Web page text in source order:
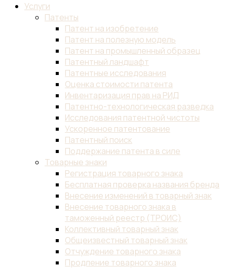
Услуги
Патенты
Патент на изобретение
Патент на полезную модель
Патент на промышленный образец
Патентный ландшафт
Патентные исследования
Оценка стоимости патента
Инвентаризация прав на РИД
Патентно-технологическая разведка
Исследования патентной чистоты
Ускоренное патентование
Патентный поиск
Поддержание патента в силе
Товарные знаки
Регистрация товарного знака
Бесплатная проверка названия бренда
Внесение изменений в товарный знак
Внесение товарного знака в
таможенный реестр (ТРОИС)
Коллективный товарный знак
Общеизвестный товарный знак
Отчуждение товарного знака
Продление товарного знака